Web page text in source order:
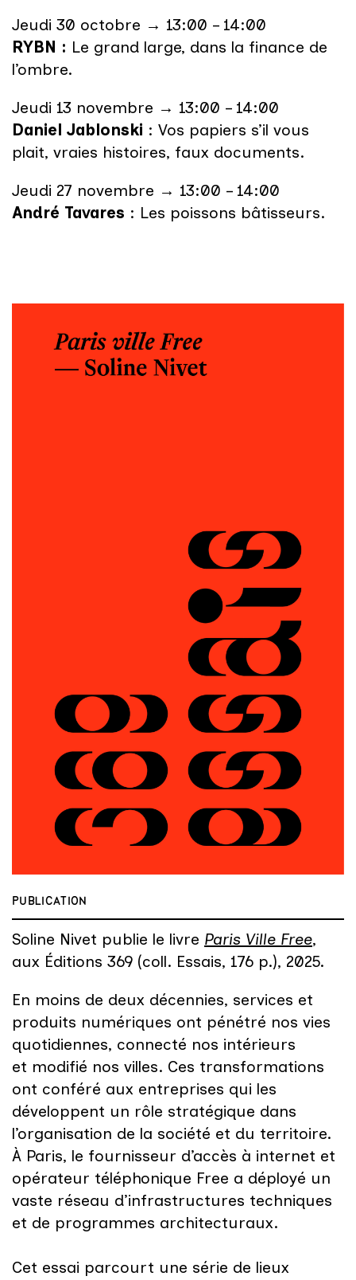
Jeudi 30 octobre → 13:00 – 14:00
RYBN : Le grand large, dans la finance de
l’ombre.
Jeudi 13 novembre → 13:00 – 14:00
Daniel Jablonski : Vos papiers s’il vous
plait, vraies histoires, faux documents.
Jeudi 27 novembre → 13:00 – 14:00
André Tavares : Les poissons bâtisseurs.
PUBLICATION
Soline Nivet publie le livre Paris Ville Free,
aux Éditions 369 (coll. Essais, 176 p.), 2025.
En moins de deux décennies, services et
produits numériques ont pénétré nos vies
quotidiennes, connecté nos intérieurs
et modifié nos villes. Ces transformations
ont conféré aux entreprises qui les
développent un rôle stratégique dans
l’organisation de la société et du territoire.
À Paris, le fournisseur d’accès à internet et
opérateur téléphonique Free a déployé un
vaste réseau d’infrastructures techniques
et de programmes architecturaux.
Cet essai parcourt une série de lieux